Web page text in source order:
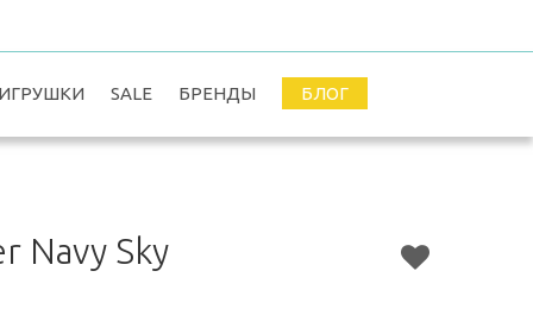
SALE БРЕНДЫ БЛОГ
Navy Sky